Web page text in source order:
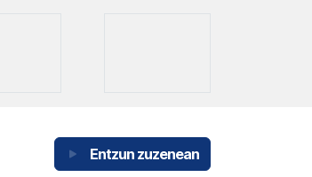
Entzun zuzenean